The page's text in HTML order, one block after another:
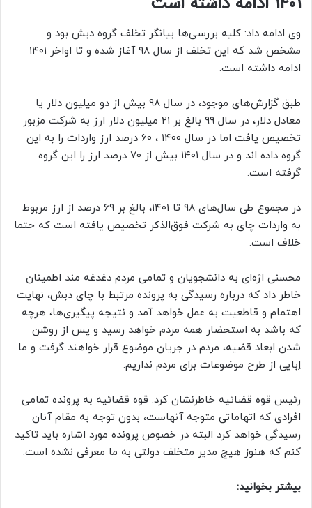
وی ادامه داد: کلیه بررسی‌ها بیانگر تخلف گروه دبش بود و
مشخص شد که این تخلف از سال ۹۸ آغاز شده و تا اواخر ۱۴۰۱
ادامه داشته است.
طبق گزارش‌های موجود، در سال ۹۸ بیش از دو میلیون دلار یا
معادل دلار، در سال ۹۹ بالغ بر ۲۱ میلیون دلار ارز به شرکت مزبور
تخصیص یافت اما در سال ۱۴۰۰ ، ۶۰ درصد ارز واردات را به این
گروه داده اند و در سال ۱۴۰۱ بیش از ۷۰ درصد ارز را این گروه
گرفته است.
در مجموع طی سال‌های ۹۸ تا ۱۴۰۱، بالغ بر ۶۹ درصد از ارز مربوط
به واردات چای به شرکت فوق‌الذکر تخصیص یافته است که حتما
خلاف است.
محسنی اژه‌ای به دانشجویان و تمامی مردم دغدغه مند اطمینان
خاطر داد که درباره رسیدگی به پرونده مرتبط با چای دبش، نهایت
اهتمام و قاطعیت به عمل خواهد آمد و نتیجه پیگیری‌ها، هرچه
که باشد به استحضار همه مردم خواهد رسید و پس از روشن
شدن ابعاد قضیه، مردم در جریان موضوع قرار خواهند گرفت و ما
اِبایی از طرح موضوعات برای مردم نداریم.
رئیس قوه قضائیه خاطرنشان کرد: قوه قضائیه به پرونده تمامی
افرادی که اتهاماتی متوجه آنهاست، بدون توجه به مقام آنان
رسیدگی خواهد کرد البته در خصوص پرونده مورد اشاره باید تاکید
کنم که هنوز هیچ‌ مدیر متخلف دولتی به ما معرفی نشده است.
بیشتر بخوانید: